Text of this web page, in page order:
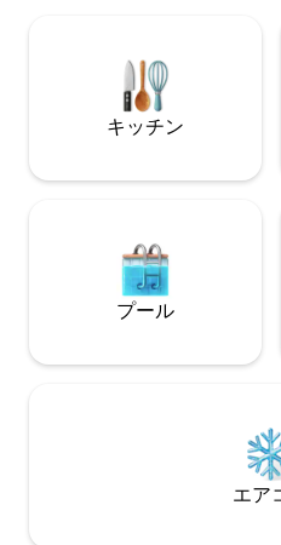
探索するのに最適な拠点とな
台分の屋根付き駐車場がありま
キッチン
プール
エア